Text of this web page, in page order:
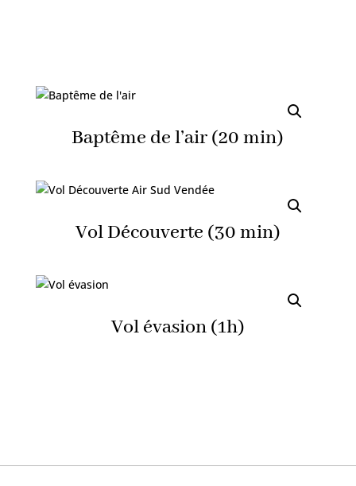
Baptême de l’air (20 min)
Vol Découverte (30 min)
Vol évasion (1h)